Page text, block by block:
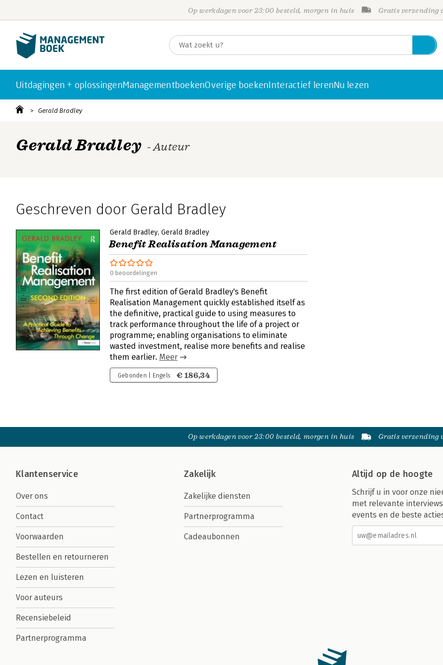
Op werkdagen voor 23:00 besteld, morgen in huis Gratis verzending
Uitdagingen + oplossingenManagementboekenOverige boekenInteractief lerenNu lezen
Gerald Bradley
Gerald Bradley - Auteur
Geschreven door Gerald Bradley
Gerald Bradley Gerald Bradley
Benefit Realisation Management
0 beoordelingen
The first edition of Gerald Bradley's Benefit
Realisation Management quickly established itself as
the definitive, practical guide to using measures to
track performance throughout the life of a project or
programme; enabling organisations to eliminate
wasted investment, realise more benefits and realise
them earlier. Meer
Gebonden | Engels € 186,34
Op werkdagen voor 23:00 besteld, morgen in huis Gratis verzending
Klantenservice
Over ons
Contact
Voorwaarden
Bestellen en retourneren
Lezen en luisteren
Voor auteurs
Recensiebeleid
Partnerprogramma
Zakelijk
Zakelijke diensten
Partnerprogramma
Cadeaubonnen
Altijd op de hoogte
Schrijf u in voor onze
met relevante
events en de beste